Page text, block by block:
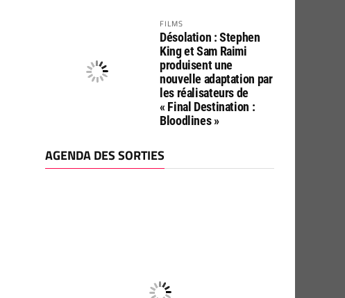
FILMS
Désolation : Stephen
King et Sam Raimi
produisent une
nouvelle adaptation par
les réalisateurs de
« Final Destination :
Bloodlines »
AGENDA DES SORTIES